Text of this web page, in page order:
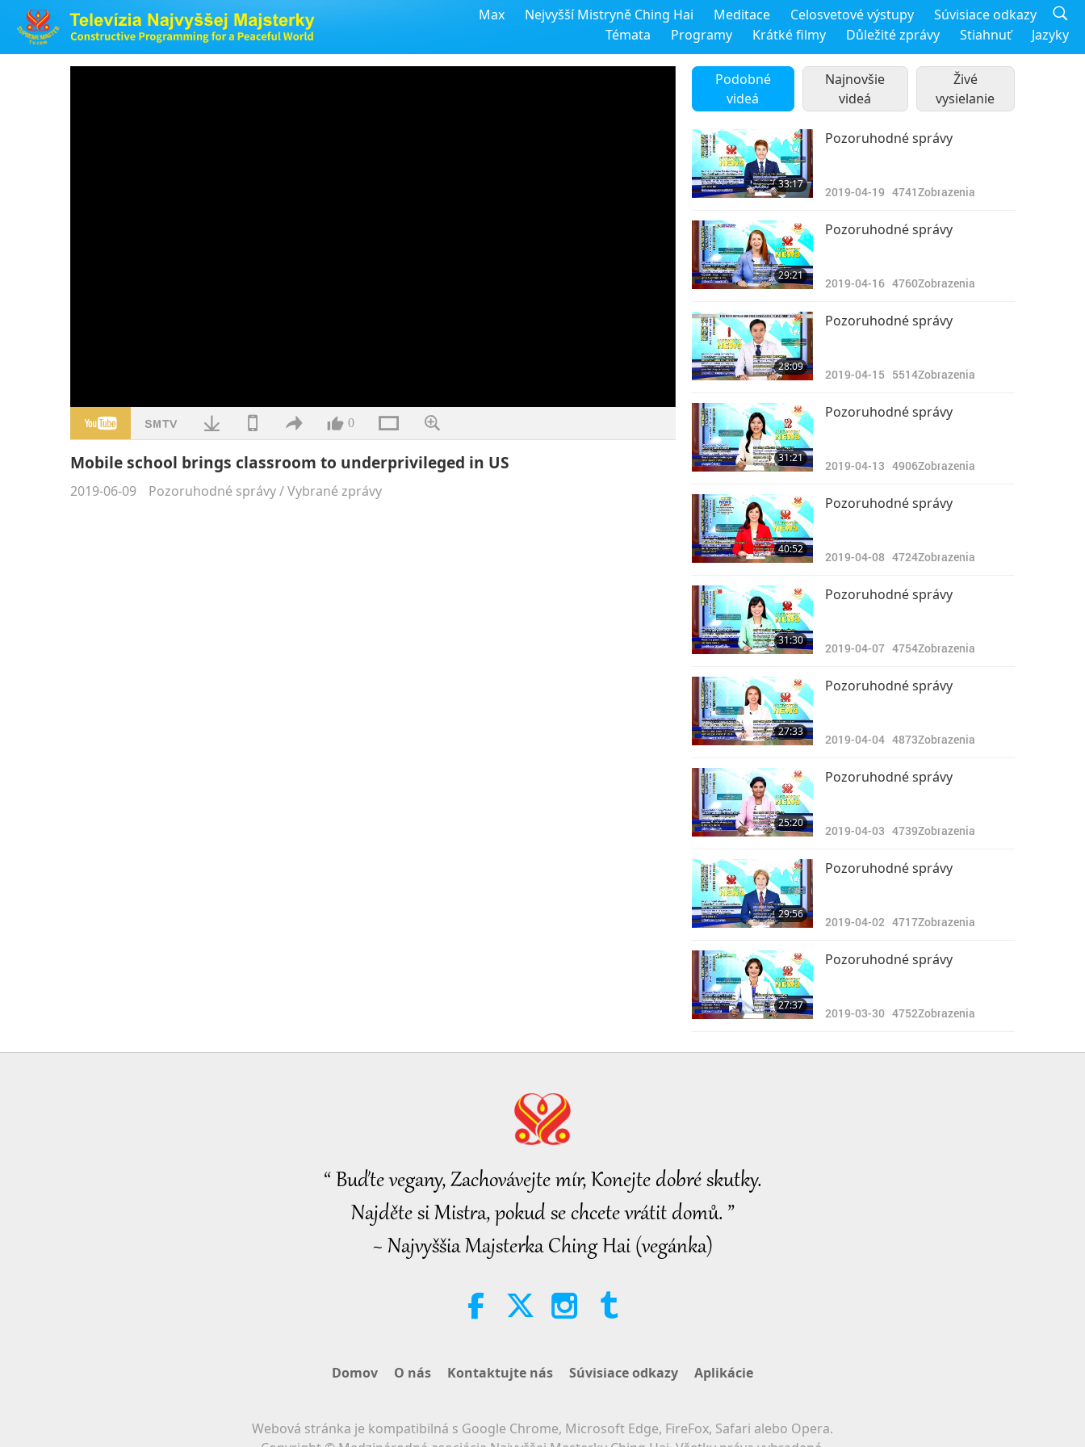
Max Nejvyšší Mistryně Ching Hai Meditace Celosvetové výstupy
Súvisiace odkazy
Témata
Programy Krátké filmy Důležité zprávy Stiahnuť Jazyky
0
Mobile school brings classroom to underprivileged in US
2019-06-09 Pozoruhodné správy/Vybrané zprávy
Podobné
videá
Najnovšie
videá
Živé
vysielanie
33:17
Pozoruhodné správy
2019-04-19 4741Zobrazenia
29:21
Pozoruhodné správy
2019-04-16 4760Zobrazenia
28:09
Pozoruhodné správy
2019-04-15 5514Zobrazenia
31:21
Pozoruhodné správy
2019-04-13 4906Zobrazenia
40:52
Pozoruhodné správy
2019-04-08 4724Zobrazenia
31:30
Pozoruhodné správy
2019-04-07 4754Zobrazenia
27:33
Pozoruhodné správy
2019-04-04 4873Zobrazenia
25:20
Pozoruhodné správy
2019-04-03 4739Zobrazenia
29:56
Pozoruhodné správy
2019-04-02 4717Zobrazenia
27:37
Pozoruhodné správy
2019-03-30 4752Zobrazenia
“ Buďte vegany, Zachovávejte mír, Konejte dobré skutky.
Najděte si Mistra, pokud se chcete vrátit domů. ”
~ Najvyššia Majsterka Ching Hai (vegánka)
Domov O nás Kontaktujte nás Súvisiace odkazy Aplikácie
Webová stránka je kompatibilná s Google Chrome, Microsoft Edge, FireFox, Safari alebo Opera.